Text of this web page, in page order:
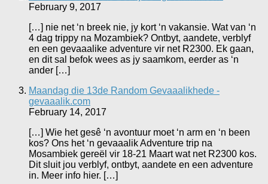
February 9, 2017
[…] nie net ‘n breek nie, jy kort ‘n vakansie. Wat van ‘n
4 dag trippy na Mozambiek? Ontbyt, aandete, verblyf
en een gevaaalike adventure vir net R2300. Ek gaan,
en dit sal befok wees as jy saamkom, eerder as ‘n
ander […]
Maandag die 13de Random Gevaaalikhede -
gevaaalik.com
February 14, 2017
[…] Wie het gesê ‘n avontuur moet ‘n arm en ‘n been
kos? Ons het ‘n gevaaalik Adventure trip na
Mosambiek gereël vir 18-21 Maart wat net R2300 kos.
Dit sluit jou verblyf, ontbyt, aandete en een adventure
in. Meer info hier. […]